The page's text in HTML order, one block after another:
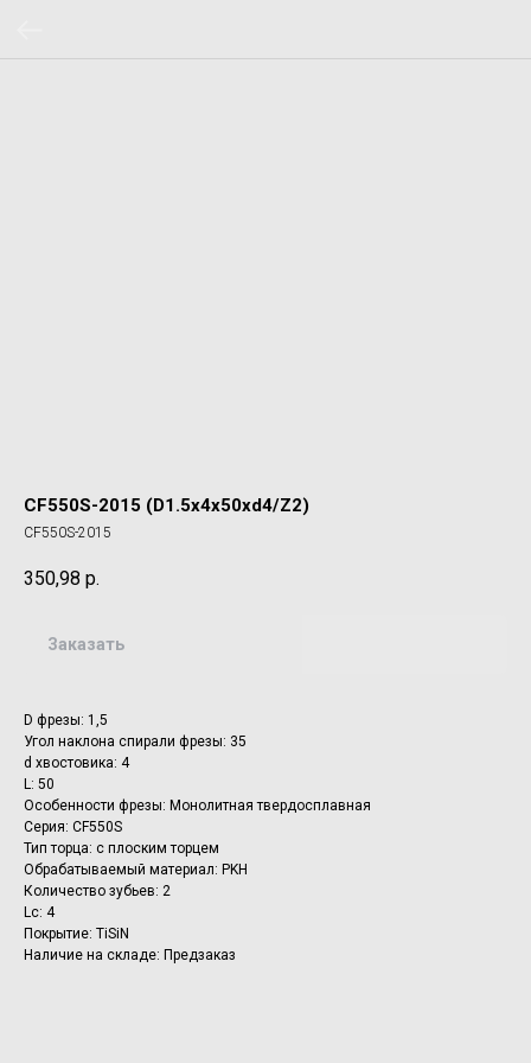
CF550S-2015 (D1.5x4x50xd4/Z2)
CF550S-2015
350,98 р.
Заказать
D фрезы: 1,5
Угол наклона спирали фрезы: 35
d хвостовика: 4
L: 50
Особенности фрезы: Монолитная твердосплавная
Серия: CF550S
Тип торца: с плоским торцем
Обрабатываемый материал: PKH
Количество зубьев: 2
Lc: 4
Покрытие: TiSiN
Наличие на складе: Предзаказ